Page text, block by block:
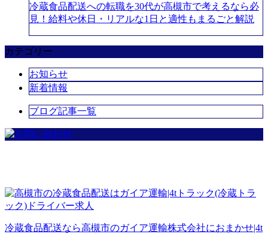
冷蔵食品配送への転職を30代が高槻市で考えるなら必
見！給料や休日・リアルな1日と適性もまるごと解説
カテゴリー
お知らせ
新着情報
ブログ記事一覧
冷蔵食品配送なら高槻市のガイア運輸株式会社におまかせ|4t